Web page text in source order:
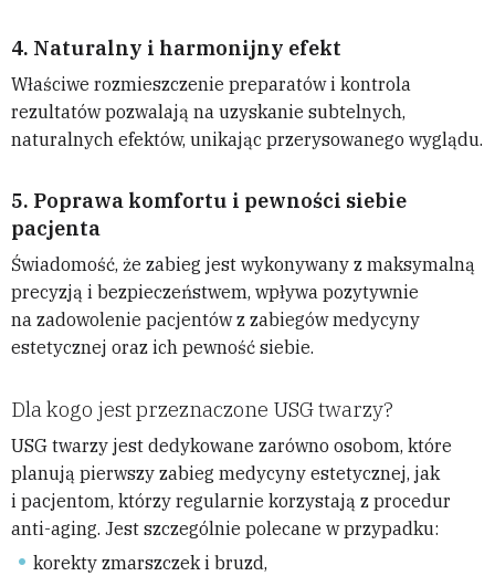
4. Naturalny i harmonijny efekt
Właściwe rozmieszczenie preparatów i kontrola
rezultatów pozwalają na uzyskanie subtelnych,
naturalnych efektów, unikając przerysowanego wyglądu.
5. Poprawa komfortu i pewności siebie
pacjenta
Świadomość, że zabieg jest wykonywany z maksymalną
precyzją i bezpieczeństwem, wpływa pozytywnie
na zadowolenie pacjentów z zabiegów medycyny
estetycznej oraz ich pewność siebie.
Dla kogo jest przeznaczone USG twarzy?
USG twarzy jest dedykowane zarówno osobom, które
planują pierwszy zabieg medycyny estetycznej, jak
i pacjentom, którzy regularnie korzystają z procedur
anti-aging. Jest szczególnie polecane w przypadku:
korekty zmarszczek i bruzd,